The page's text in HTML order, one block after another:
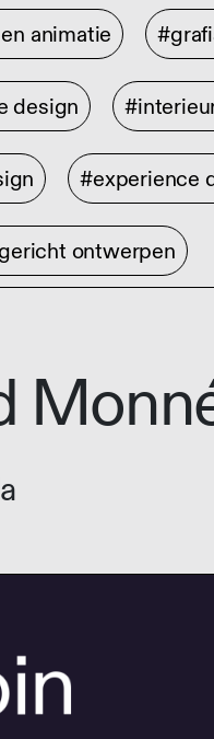
animatie
design
#experience
ontwerpen